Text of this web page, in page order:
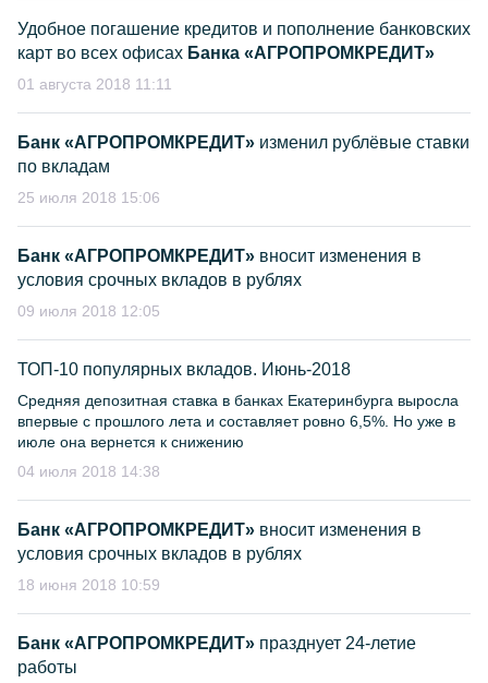
Удобное погашение кредитов и пополнение банковских
карт во всех офисах Банка «АГРОПРОМКРЕДИТ»
01 августа 2018 11:11
Банк «АГРОПРОМКРЕДИТ» изменил рублёвые ставки
по вкладам
25 июля 2018 15:06
Банк «АГРОПРОМКРЕДИТ» вносит изменения в
условия срочных вкладов в рублях
09 июля 2018 12:05
ТОП-10 популярных вкладов. Июнь-2018
Средняя депозитная ставка в банках Екатеринбурга выросла
впервые с прошлого лета и составляет ровно 6,5%. Но уже в
июле она вернется к снижению
04 июля 2018 14:38
Банк «АГРОПРОМКРЕДИТ» вносит изменения в
условия срочных вкладов в рублях
18 июня 2018 10:59
Банк «АГРОПРОМКРЕДИТ» празднует 24-летие
работы